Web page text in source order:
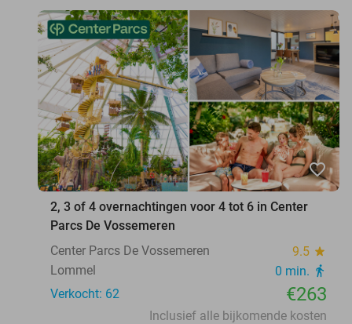
favorite_border
2, 3 of 4 overnachtingen voor 4 tot 6 in Center
Parcs De Vossemeren
Center Parcs De Vossemeren
9.5 star
Lommel 0 min. directions_walk
Verkocht: 62 €263
Inclusief alle bijkomende kosten